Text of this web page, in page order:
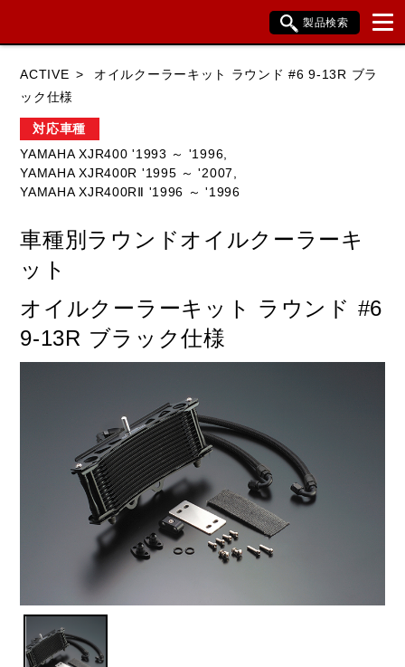
製品検索
HONDA YAMAHA SUZUKI
KAWASAKI BMW DUCATI
HARLEY DAVIDSON KTM TRIUMPH
閉じる
ACTIVE
オイルクーラーキット ラウンド #6 9-13R ブラ
ック仕様
対応車種
YAMAHA XJR400 '1993 ～ '1996,
YAMAHA XJR400R '1995 ～ '2007,
YAMAHA XJR400RⅡ '1996 ～ '1996
車種別ラウンドオイルクーラーキ
ット
オイルクーラーキット ラウンド #6
9-13R ブラック仕様